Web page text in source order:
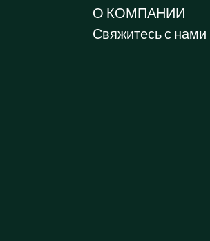
О КОМПАНИИ
Свяжитесь с нами